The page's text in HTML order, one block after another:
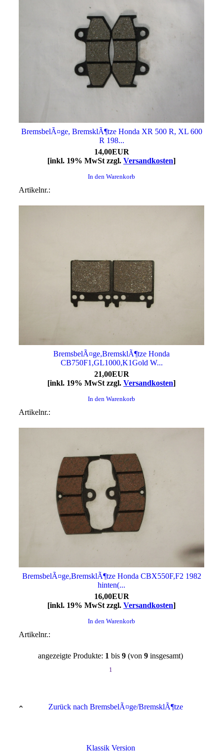
BremsbelÃ¤ge, BremsklÃ¶tze Honda XR 500 R, XL 600
R 198...
14,00EUR
[inkl. 19% MwSt zzgl. Versandkosten]
In den Warenkorb
Artikelnr.:
BremsbelÃ¤ge,BremsklÃ¶tze Honda
CB750F1,GL1000,K1Gold W...
21,00EUR
[inkl. 19% MwSt zzgl. Versandkosten]
In den Warenkorb
Artikelnr.:
BremsbelÃ¤ge,BremsklÃ¶tze Honda CBX550F,F2 1982
hinten(...
16,00EUR
[inkl. 19% MwSt zzgl. Versandkosten]
In den Warenkorb
Artikelnr.:
angezeigte Produkte: 1 bis 9 (von 9 insgesamt)
1
Zurück nach BremsbelÃ¤ge/BremsklÃ¶tze
Klassik Version